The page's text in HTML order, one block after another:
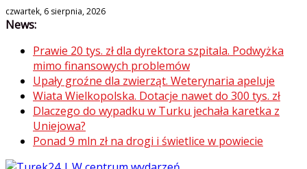
Skip
to
czwartek, 6 sierpnia, 2026
News:
Prawie 20 tys. zł dla dyrektora szpitala. Podwyżka
mimo finansowych problemów
Upały groźne dla zwierząt. Weterynaria apeluje
Wiata Wielkopolska. Dotacje nawet do 300 tys. zł
Dlaczego do wypadku w Turku jechała karetka z
Uniejowa?
Ponad 9 mln zł na drogi i świetlice w powiecie